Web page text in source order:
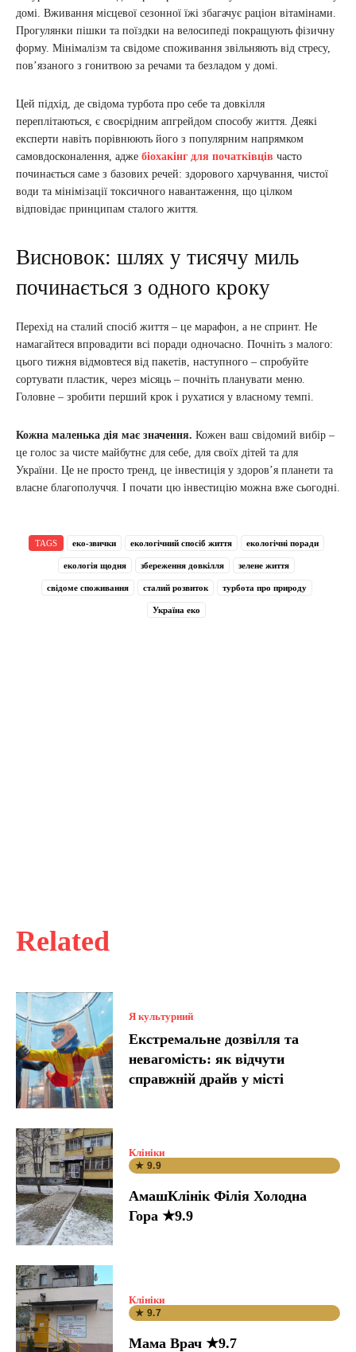
Related
Я культурний
Екстремальне дозвілля та
невагомість: як відчути
справжній драйв у місті
Клініки
★ 9.9
АмашКлінік Філія Холодна
Гора ★9.9
Клініки
★ 9.7
Мама Врач ★9.7
домі. Вживання місцевої сезонної їжі збагачує раціон вітамінами.
Прогулянки пішки та поїздки на велосипеді покращують фізичну
форму. Мінімалізм та свідоме споживання звільняють від стресу,
пов’язаного з гонитвою за речами та безладом у домі.
Цей підхід, де свідома турбота про себе та довкілля
переплітаються, є своєрідним апгрейдом способу життя. Деякі
експерти навіть порівнюють його з популярним напрямком
самовдосконалення, адже біохакінг для початківців часто
починається саме з базових речей: здорового харчування, чистої
води та мінімізації токсичного навантаження, що цілком
відповідає принципам сталого життя.
Висновок: шлях у тисячу миль
починається з одного кроку
Перехід на сталий спосіб життя – це марафон, а не спринт. Не
намагайтеся впровадити всі поради одночасно. Почніть з малого:
цього тижня відмовтеся від пакетів, наступного – спробуйте
сортувати пластик, через місяць – почніть планувати меню.
Головне – зробити перший крок і рухатися у власному темпі.
Кожна маленька дія має значення. Кожен ваш свідомий вибір –
це голос за чисте майбутнє для себе, для своїх дітей та для
України. Це не просто тренд, це інвестиція у здоров’я планети та
власне благополуччя. І почати цю інвестицію можна вже сьогодні.
TAGS еко-звички екологічний спосіб життя екологічні поради
екологія щодня збереження довкілля зелене життя
свідоме споживання сталий розвиток турбота про природу
Україна еко